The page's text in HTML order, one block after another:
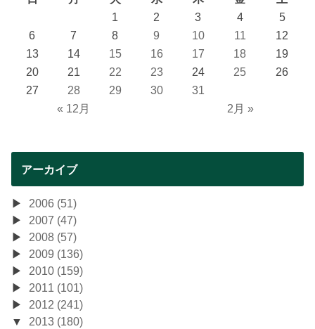
« 12月 2月 »
1 2 3 4
5
6
7 8 9 10 11
12
13
14 15 16 17 18
19
20
21 22 23 24 25
26
27
28 29 30 31
アーカイブ
2006 (51)
2007 (47)
2008 (57)
2009 (136)
2010 (159)
2011 (101)
2012 (241)
2013 (180)